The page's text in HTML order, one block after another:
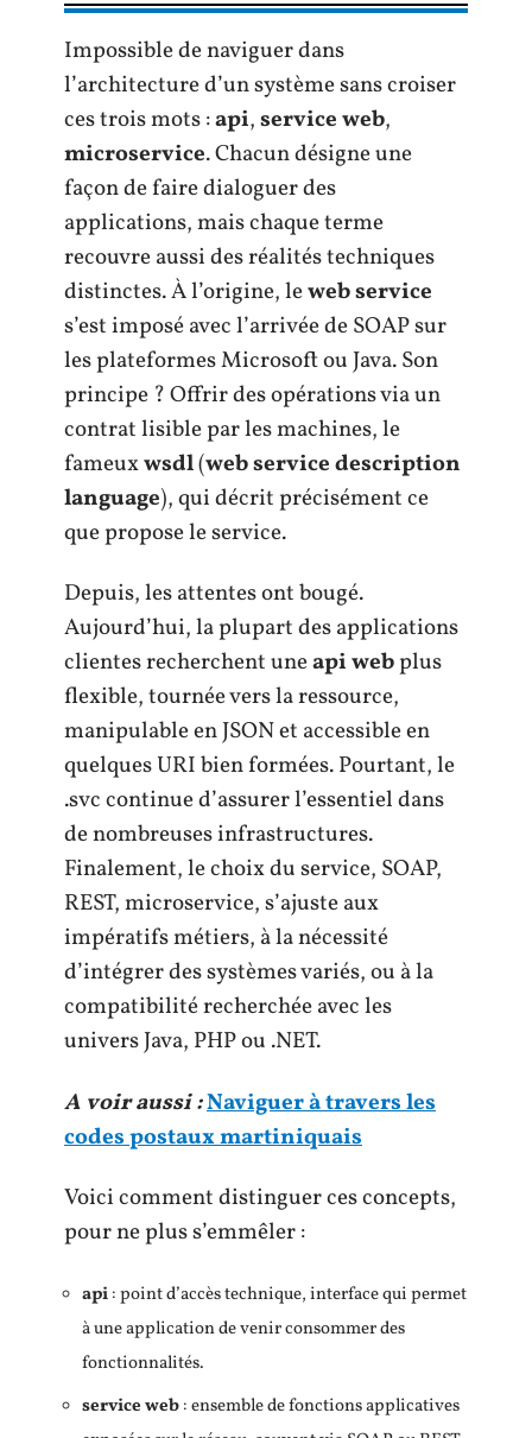
Impossible de naviguer dans
l’architecture d’un système sans croiser
ces trois mots :api,service web,
microservice. Chacun désigne une
façon de faire dialoguer des
applications, mais chaque terme
recouvre aussi des réalités techniques
distinctes. À l’origine, leweb service
s’est imposé avec l’arrivée de SOAP sur
les plateformes Microsoft ou Java. Son
principe ? Offrir des opérations via un
contrat lisible par les machines, le
fameuxwsdl(web service description
language), qui décrit précisément ce
que propose le service.
Depuis, les attentes ont bougé.
Aujourd’hui, la plupart des applications
clientes recherchent uneapi webplus
flexible, tournée vers la ressource,
manipulable en JSON et accessible en
quelques URI bien formées. Pourtant, le
.svc continue d’assurer l’essentiel dans
de nombreuses infrastructures.
Finalement, le choix du service, SOAP,
REST, microservice, s’ajuste aux
impératifs métiers, à la nécessité
d’intégrer des systèmes variés, ou à la
compatibilité recherchée avec les
univers Java, PHP ou .NET.
A voir aussi :Naviguer à travers les
codes postaux martiniquais
Voici comment distinguer ces concepts,
pour ne plus s’emmêler :
api: point d’accès technique, interface qui permet
à une application de venir consommer des
fonctionnalités.
service web: ensemble de fonctions applicatives